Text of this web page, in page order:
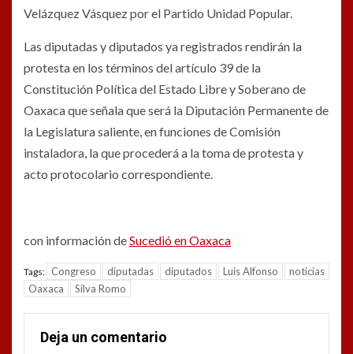
Velázquez Vásquez por el Partido Unidad Popular.
Las diputadas y diputados ya registrados rendirán la
protesta en los términos del artículo 39 de la
Constitución Política del Estado Libre y Soberano de
Oaxaca que señala que será la Diputación Permanente de
la Legislatura saliente, en funciones de Comisión
instaladora, la que procederá a la toma de protesta y
acto protocolario correspondiente.
con información deSucedió en Oaxaca
Tags: Congreso diputadas diputados Luis Alfonso
noticias
Oaxaca
Silva Romo
Deja un comentario